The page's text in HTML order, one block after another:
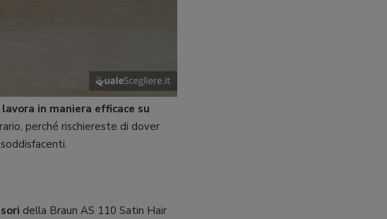
lavora in maniera efficace su
perché rischiereste di dover
della Braun AS 110 Satin Hair